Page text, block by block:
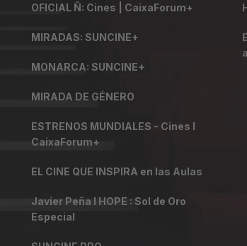
OFICIAL Ñ: Cines | CaixaForum+
MIRADAS: SUNCINE+
MONARCA: SUNCINE+
MIRADA DE GÉNERO
ESTRENOS MUNDIALES - Cines I
CaixaForum+
EL CINE QUE INSPIRA en las Aulas
Javier Peña I HOPE : Sol de Oro
Especial